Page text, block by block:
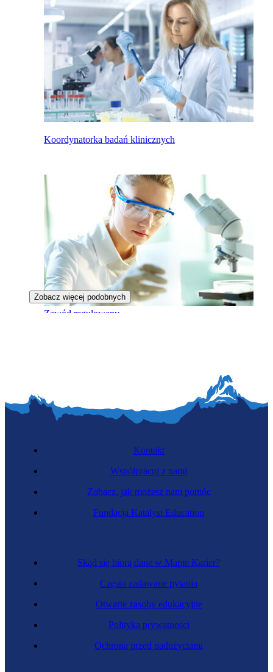
Koordynatorka badań klinicznych
Zawód regulowany
Specjalistka żywienia zwierząt
Zobacz więcej podobnych
Skąd się biorą dane w Mapie Karier?
Często zadawane pytania
Otwarte zasoby edukacyjne
Polityka prywatności
Ochrona przed nadużyciami
Kontakt
Współpracuj z nami
Zobacz, jak możesz nam pomóc
Fundacja Katalyst Education